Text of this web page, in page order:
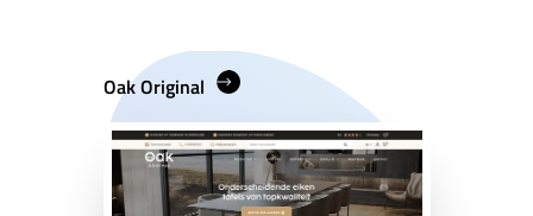
Oak Original